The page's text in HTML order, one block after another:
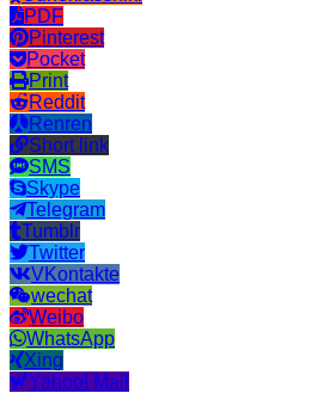
PDF
Pinterest
Pocket
Print
Reddit
Renren
Short link
SMS
Skype
Telegram
Tumblr
Twitter
VKontakte
wechat
Weibo
WhatsApp
Xing
Yahoo! Mail